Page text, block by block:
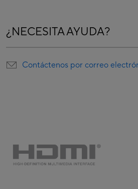
¿NECESITA AYUDA?
Contáctenos por correo